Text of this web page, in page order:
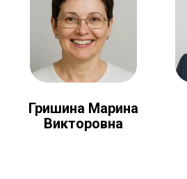
Гришина Марина
Викторовна